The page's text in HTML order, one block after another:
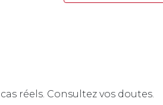
réels. Consultez vos doutes.